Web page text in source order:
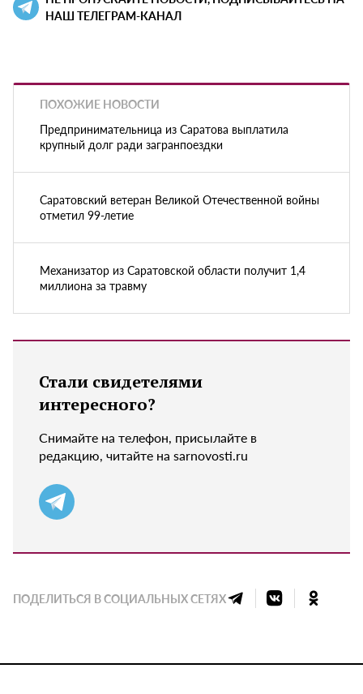
НАШ ТЕЛЕГРАМ-КАНАЛ
ПОХОЖИЕ НОВОСТИ
Предпринимательница из Саратова выплатила
крупный долг ради загранпоездки
Саратовский ветеран Великой Отечественной войны
отметил 99-летие
Механизатор из Саратовской области получит 1,4
миллиона за травму
Стали свидетелями
интересного?
Снимайте на телефон, присылайте в
редакцию, читайте на sarnovosti.ru
ПОДЕЛИТЬСЯ В СОЦИАЛЬНЫХ СЕТЯХ